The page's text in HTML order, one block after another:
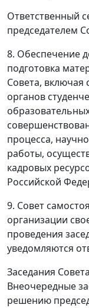
Ответственный
председателем
8. Обеспечение
подготовка
Совета, включая
органов
процесса,
работы,
кадровых
Российской
9. Совет
организации
проведения
уведомляются
Заседания
Внеочередные
решению